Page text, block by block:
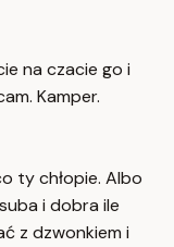
na czacie go i
Kamper.
ty chłopie. Albo
i dobra ile
z dzwonkiem i